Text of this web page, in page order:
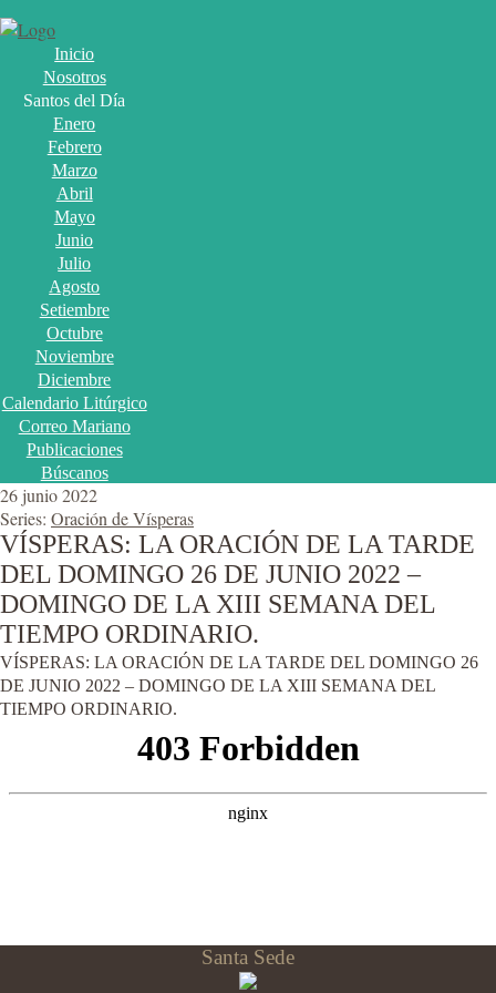
Inicio
Nosotros
Santos del Día
Enero
Febrero
Marzo
Abril
Mayo
Junio
Julio
Agosto
Setiembre
Octubre
Noviembre
Diciembre
Calendario Litúrgico
Correo Mariano
Publicaciones
Búscanos
26 junio 2022
Series: Oración de Vísperas
VÍSPERAS: LA ORACIÓN DE LA TARDE
DEL DOMINGO 26 DE JUNIO 2022 –
DOMINGO DE LA XIII SEMANA DEL
TIEMPO ORDINARIO.
VÍSPERAS: LA ORACIÓN DE LA TARDE DEL DOMINGO 26
DE JUNIO 2022 – DOMINGO DE LA XIII SEMANA DEL
TIEMPO ORDINARIO.
Santa Sede